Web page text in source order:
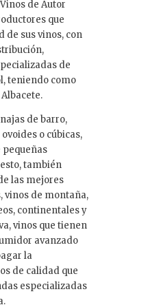
de Autor
que
de sus vinos, con
de
teniendo como
de barro,
o cúbicas,
pequeñas
también
las mejores
vinos de montaña,
continentales y
vinos que tienen
avanzado
la
de calidad que
especializadas